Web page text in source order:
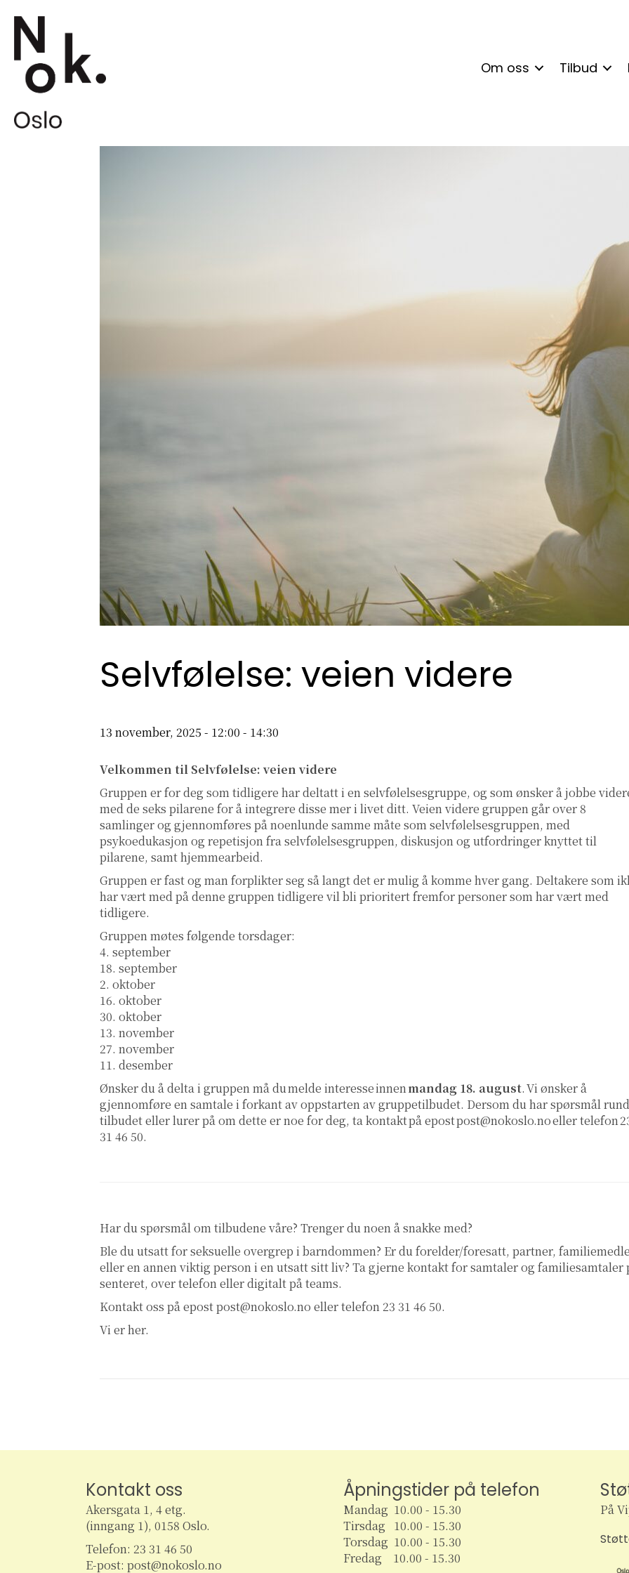
Om oss Tilbud
Selvfølelse: veien videre
13 november, 2025 - 12:00 - 14:30
Velkommen til Selvfølelse: veien videre
Gruppen er for deg som tidligere har deltatt i en selvfølelsesgruppe, og som ønsker å jobbe
med de seks pilarene for å integrere disse mer i livet ditt. Veien videre gruppen går over 8
samlinger og gjennomføres på noenlunde samme måte som selvfølelsesgruppen, med
psykoedukasjon og repetisjon fra selvfølelsesgruppen, diskusjon og utfordringer knyttet til
pilarene, samt hjemmearbeid.
Gruppen er fast og man forplikter seg så langt det er mulig å komme hver gang. Deltakere som
har vært med på denne gruppen tidligere vil bli prioritert fremfor personer som har vært med
tidligere.
Gruppen møtes følgende torsdager:
4. september
18. september
2. oktober
16. oktober
30. oktober
13. november
27. november
11. desember
Ønsker du å delta i gruppen må du melde interesse innenmandag 18. august. Vi ønsker å
gjennomføre en samtale i forkant av oppstarten av gruppetilbudet. Dersom du har spørsmål
tilbudet eller lurer på om dette er noe for deg, ta kontakt på epostpost@nokoslo.noeller telefon
31 46 50.
Har du spørsmål om tilbudene våre? Trenger du noen å snakke med?
Ble du utsatt for seksuelle overgrep i barndommen? Er du forelder/foresatt, partner,
eller en annen viktig person i en utsatt sitt liv? Ta gjerne kontakt for samtaler og familiesamtaler
senteret, over telefon eller digitalt på teams.
Kontakt oss på epostpost@nokoslo.no eller telefon 23 31 46 50.
Vi er her.
Kontakt oss
Akersgata 1, 4 etg.
(inngang 1), 0158 Oslo.
Telefon: 23 31 46 50
E-post: post@nokoslo.no
Åpningstider på telefon
Mandag 10.00 - 15.30
Tirsdag 10.00 - 15.30
Torsdag 10.00 - 15.30
Fredag 10.00 - 15.30
På